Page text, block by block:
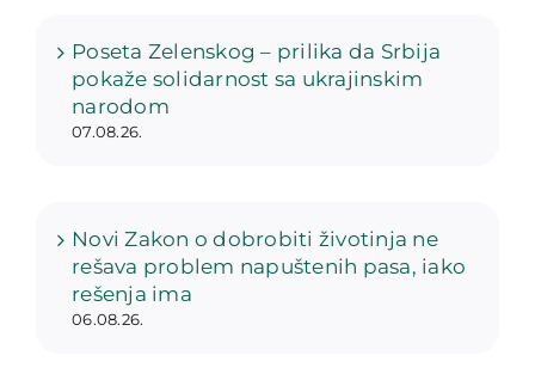
Poseta Zelenskog – prilika da Srbija
pokaže solidarnost sa ukrajinskim
narodom
07.08.26.
Novi Zakon o dobrobiti životinja ne
rešava problem napuštenih pasa, iako
rešenja ima
06.08.26.